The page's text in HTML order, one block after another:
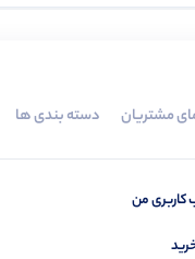
مشتریان
من
دسته بندی ها